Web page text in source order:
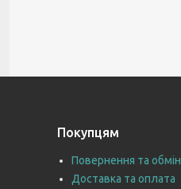
Покупцям
Повернення та обмін
Доставка та оплата